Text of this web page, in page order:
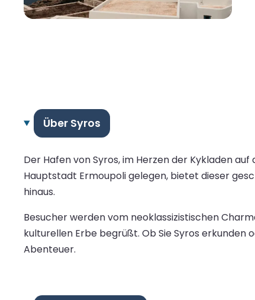
Über Syros
Der Hafen von Syros, im Herzen der Kykladen
Hauptstadt Ermoupoli gelegen, bietet dieser
hinaus.
Besucher werden vom neoklassizistischen
kulturellen Erbe begrüßt. Ob Sie Syros
Abenteuer.